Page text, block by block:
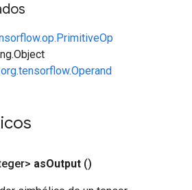
org.tensorflow.Operand
asOutput ()